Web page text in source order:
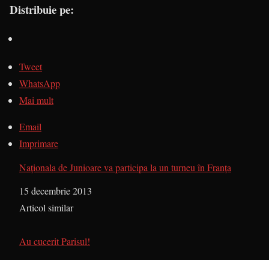
Distribuie pe:
Tweet
WhatsApp
Mai mult
Email
Imprimare
Naţionala de Junioare va participa la un turneu în Franţa
Dată
15 decembrie 2013
În legătură cu
Articol similar
Au cucerit Parisul!